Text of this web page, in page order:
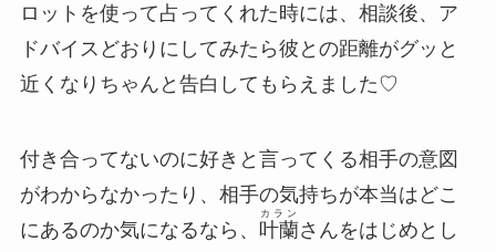
ロットを使って占ってくれた時には、相談後、ア
ドバイスどおりにしてみたら彼との距離がグッと
近くなりちゃんと告白してもらえました♡
付き合ってないのに好きと言ってくる相手の意図
がわからなかったり、相手の気持ちが本当はどこ
にあるのか気になるなら、 叶蘭
カラン
さんをはじめとし